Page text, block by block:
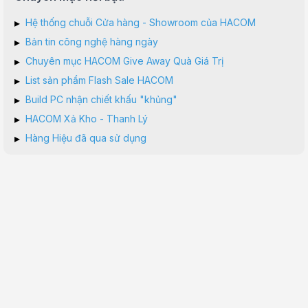
▸ Hệ thống chuỗi Cửa hàng - Showroom của HACOM
▸ Bản tin công nghệ hàng ngày
▸ Chuyên mục HACOM Give Away Quà Giá Trị
▸ List sản phẩm Flash Sale HACOM
▸ Build PC nhận chiết khấu "khủng"
▸ HACOM Xả Kho - Thanh Lý
▸ Hàng Hiệu đã qua sử dụng